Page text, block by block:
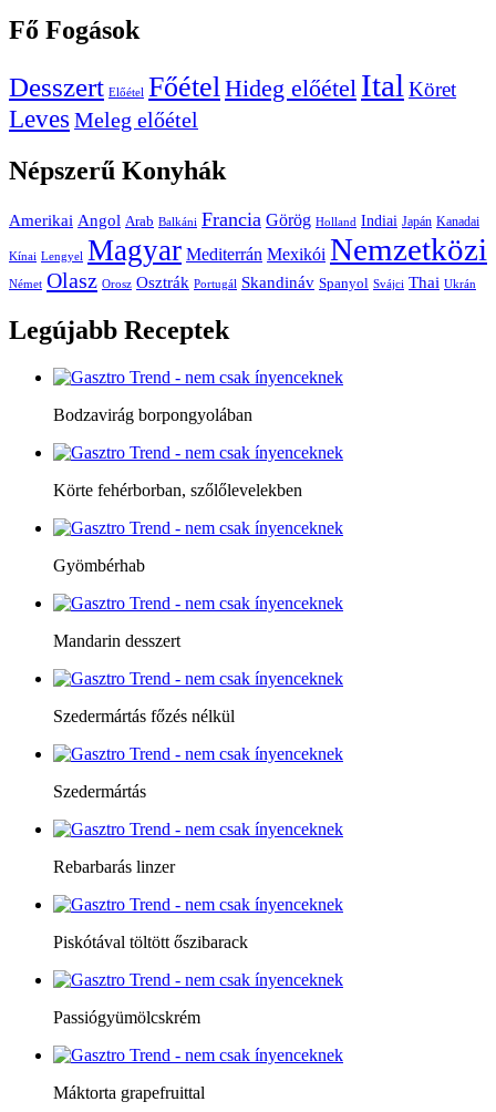
Fő Fogások
Desszert Előétel FőételHideg előétel Ital Köret
Leves Meleg előétel
Népszerű Konyhák
Amerikai Angol Arab Balkáni Francia Görög Holland Indiai Japán Kanadai
Kínai Lengyel Magyar Mediterrán Mexikói Nemzetközi
Német Olasz Orosz Osztrák Portugál Skandináv Spanyol Svájci Thai Ukrán
Legújabb Receptek
Bodzavirág borpongyolában
Körte fehérborban, szőlőlevelekben
Gyömbérhab
Mandarin desszert
Szedermártás főzés nélkül
Szedermártás
Rebarbarás linzer
Piskótával töltött őszibarack
Passiógyümölcskrém
Máktorta grapefruittal